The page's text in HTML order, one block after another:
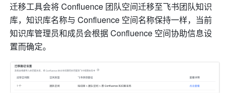
迁移工具会将 Confluence 团队空间迁移至飞书团队知识
库，知识库名称与 Confluence 空间名称保持一样，当前
知识库管理员和成员会根据 Confluence 空间协助信息设
置而确定。